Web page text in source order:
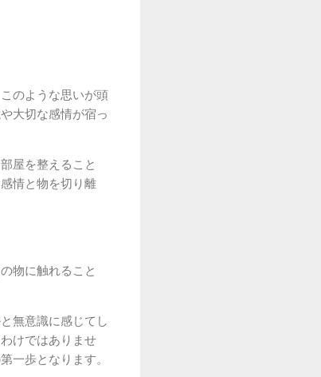
のような思いが頭
大切な感情が宿っ
屋を整えること
情と物を切り離
物に触れること
無意識に感じてし
けではありませ
一歩となります。